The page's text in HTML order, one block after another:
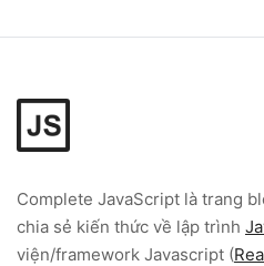
Complete JavaScript là trang
chia sẻ kiến thức về lập trình
viện/framework Javascript (